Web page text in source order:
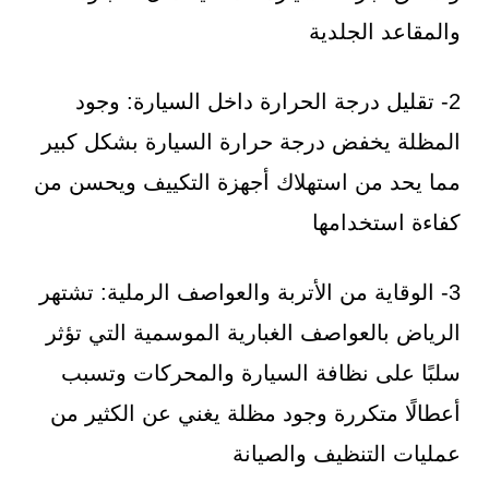
والمقاعد الجلدية
2- تقليل درجة الحرارة داخل السيارة: وجود
المظلة يخفض درجة حرارة السيارة بشكل كبير
مما يحد من استهلاك أجهزة التكييف ويحسن من
كفاءة استخدامها
3- الوقاية من الأتربة والعواصف الرملية: تشتهر
الرياض بالعواصف الغبارية الموسمية التي تؤثر
سلبًا على نظافة السيارة والمحركات وتسبب
أعطالًا متكررة وجود مظلة يغني عن الكثير من
عمليات التنظيف والصيانة